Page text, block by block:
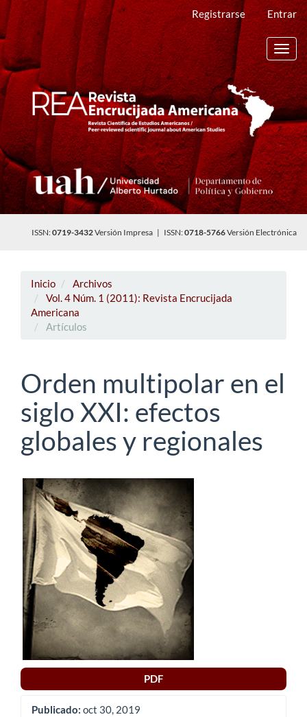
Navegación
principal
Contenido
principal
Barra
lateral
Registrarse Entrar
ISSN:0719-3432Versión Impresa | ISSN:0718-5766Versión Electrónica
Inicio
Archivos
Vol. 4 Núm. 1 (2011): Revista Encrucijada
Americana
Artículos
Orden multipolar en el
siglo XXI: efectos
globales y regionales
Barra
lateral
del
artículo
PDF
Publicado: oct 30, 2019